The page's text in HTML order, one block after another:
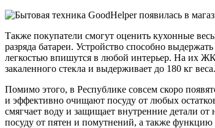
Также покупатели смогут оценить кухонные
разряда батареи. Устройство способно
легкостью впишутся в любой интерьер. На их
закаленного стекла и выдерживает до 180 кг веса.
Помимо этого, в Республике совсем скоро
и эффективно очищают посуду от любых
смягчает воду и защищает внутренние детали
посуду от пятен и помутнений, а также функцию